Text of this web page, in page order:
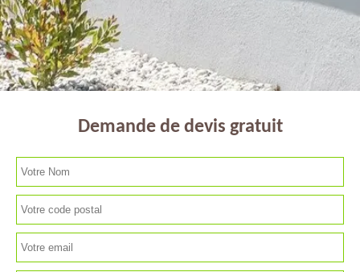
Demande de devis gratuit